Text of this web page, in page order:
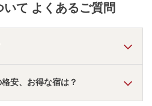
いて よくあるご質問
新光 」・「TAOYA木曽路
の旅館・ホテルがおすすめの宿泊
安、お得な宿は？